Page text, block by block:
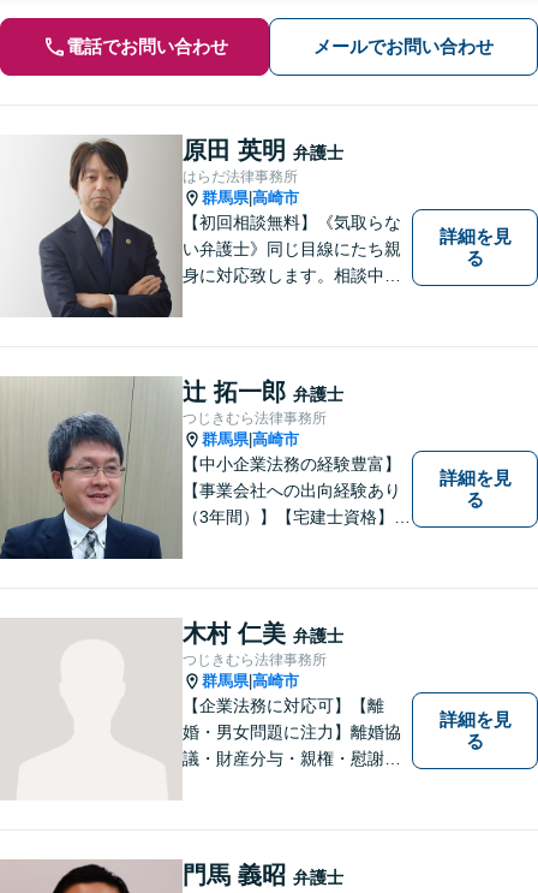
電話でお問い合わせ メールでお問い合わせ
原田 英明 弁護士
はらだ法律事務所
群馬県|高崎市
【初回相談無料】《気取らな
い弁護士》同じ目線にたち親
身に対応致します。相談中も
しております。お気軽にお問
い合わせください。
詳細を見
る
辻 拓一郎 弁護士
つじきむら法律事務所
群馬県|高崎市
【中小企業法務の経験豊富】
【事業会社への出向経験あり
（3年間）】【宅建士資格】信
詳細を見
る
木村 仁美 弁護士
つじきむら法律事務所
群馬県|高崎市
【企業法務に対応可】【離
婚・男女問題に注力】離婚協
議・財産分与・親権・慰謝料
お気持ちに寄り添い、納得の
いく解決を目指します。まず
詳細を見
る
門馬 義昭 弁護士